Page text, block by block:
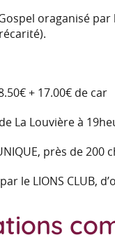
oraganisé
+ 17.00€ de car
La Louvière à
près de 200
le LIONS CLUB,